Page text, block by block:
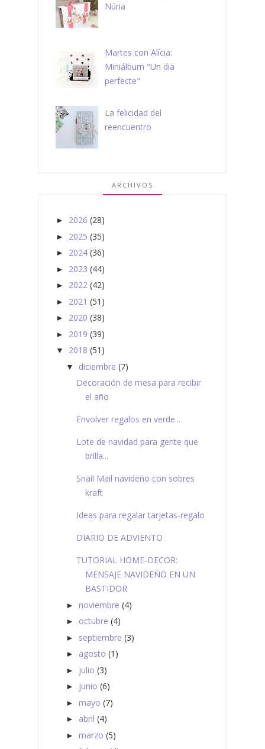
Núria
Martes con Alícia:
Miniálbum "Un dia
perfecte"
La felicidad del
reencuentro
ARCHIVOS
► 2026 (28)
► 2025 (35)
► 2024 (36)
► 2023 (44)
► 2022 (42)
► 2021 (51)
► 2020 (38)
► 2019 (39)
▼ 2018 (51)
▼ diciembre (7)
Decoración de mesa para recibir
el año
Envolver regalos en verde...
Lote de navidad para gente que
brilla...
Snail Mail navideño con sobres
kraft
Ideas para regalar tarjetas-regalo
DIARIO DE ADVIENTO
TUTORIAL HOME-DECOR:
MENSAJE NAVIDEÑO EN UN
BASTIDOR
► noviembre (4)
► octubre (4)
► septiembre (3)
► agosto (1)
► julio (3)
► junio (6)
► mayo (7)
► abril (4)
► marzo (5)